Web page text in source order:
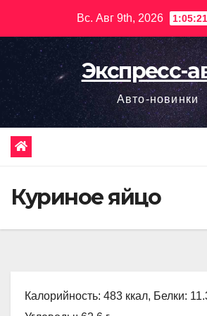
содержимому
Вс. Авг 9th, 2026
Экспресс-
Авто-новинки
Куриное яйцо
Калорийность: 483 ккал, Белки: